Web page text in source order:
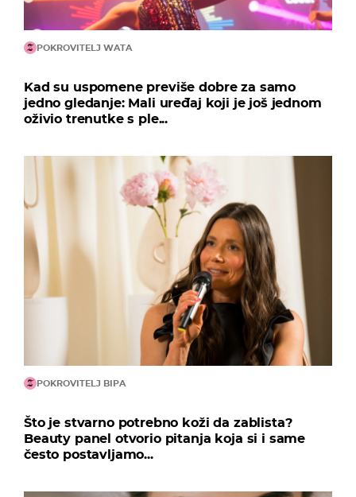
POKROVITELJ WATA
Kad su uspomene previše dobre za samo
jedno gledanje: Mali uređaj koji je još jednom
oživio trenutke s ple...
POKROVITELJ BIPA
Što je stvarno potrebno koži da zablista?
Beauty panel otvorio pitanja koja si i same
često postavljamo...